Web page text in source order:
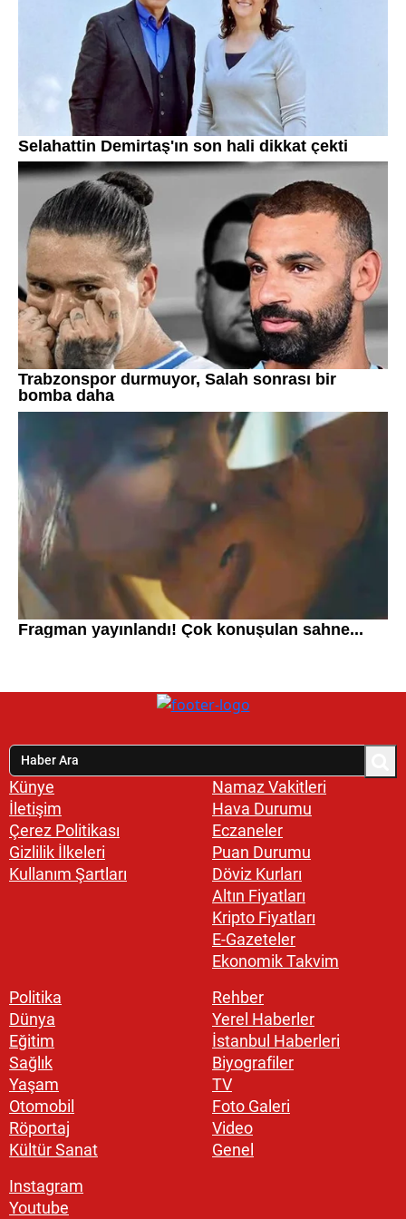
Künye
İletişim
Çerez Politikası
Gizlilik İlkeleri
Kullanım Şartları
Namaz Vakitleri
Hava Durumu
Eczaneler
Puan Durumu
Döviz Kurları
Altın Fiyatları
Kripto Fiyatları
E-Gazeteler
Ekonomik Takvim
Politika
Dünya
Eğitim
Sağlık
Yaşam
Otomobil
Röportaj
Kültür Sanat
Rehber
Yerel Haberler
İstanbul Haberleri
Biyografiler
TV
Foto Galeri
Video
Genel
Instagram
Youtube